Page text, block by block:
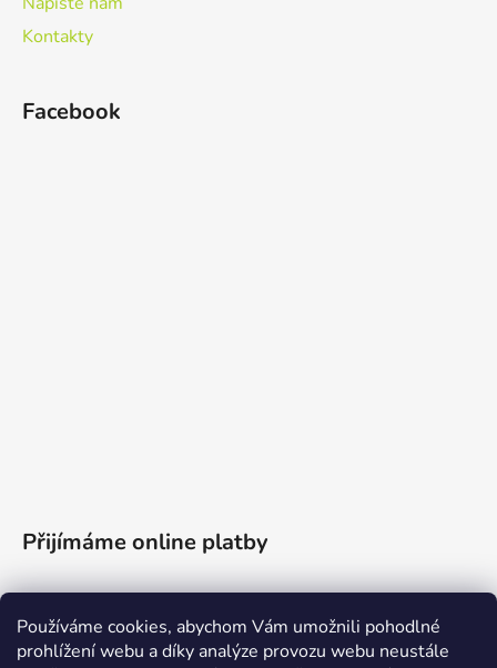
Používáme cookies, abychom Vám umožnili pohodlné
prohlížení webu a díky analýze provozu webu neustále
Kontakty
Facebook
Přijímáme online platby